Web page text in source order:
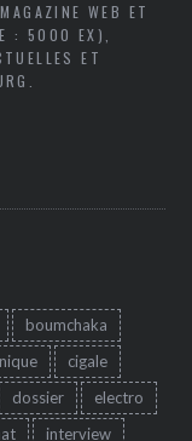
WEB ET
: 5000 EX),
ET
boumchaka
cigale
dossier
electro
interview